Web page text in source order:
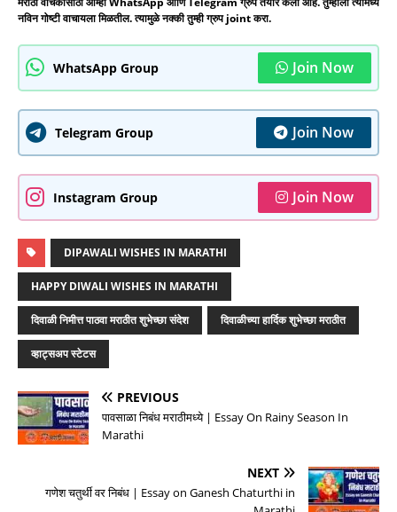
नविन गोष्टी वाचायला मिळतील. त्यामुळे नक्की तुम्ही ग्रुप joint करा.
WhatsApp Group Join Now
Telegram Group Join Now
Instagram Group Join Now
DIPAWALI WISHES IN MARATHI
HAPPY DIWALI WISHES IN MARATHI
दिवाळी निमीत्त पाठवा मराठीत शुभेच्छा संदेश दिवाळीच्या हार्दिक शुभेच्छा मराठीत
व्हाट्सअप स्टेटस
PREVIOUS
पावसाळा निबंध मराठीमध्ये | Essay On Rainy Season In
Marathi
NEXT
गणेश चतुर्थी वर निबंध | Essay on Ganesh Chaturthi in